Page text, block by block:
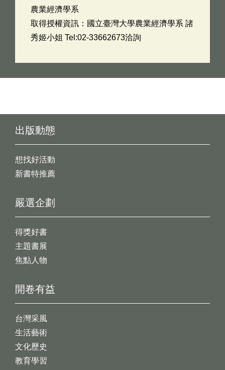
農業經濟學系
取得授權資訊：國立臺灣大學農業經濟學系 諸
秀姬小姐 Tel:02-33662673洽詢
出版動態
想找好活動
新書特推薦
開卷有益
台灣采風
生活藝術
文化歷史
教育學習
嚴選企劃
得獎好書
主題書展
焦點人物